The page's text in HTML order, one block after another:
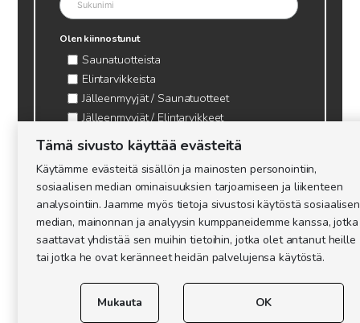
Olen kiinnostunut
Saunatuotteista
Elintarvikkeista
Jälleenmyyjät / Saunatuotteet
Jälleenmyyjät / Elintarvikkeet
Kynttilätarvikkeet & mehiläisvaha
Mehiläistarvikkeet
Ajankohtaista & tietopaketit tarhaajalle
Tämä sivusto käyttää evästeitä
Käytämme evästeitä sisällön ja mainosten personointiin,
sosiaalisen median ominaisuuksien tarjoamiseen ja liikenteen
analysointiin. Jaamme myös tietoja sivustosi käytöstä sosiaalisen
median, mainonnan ja analyysin kumppaneidemme kanssa, jotka
saattavat yhdistää sen muihin tietoihin, jotka olet antanut heille
tai jotka he ovat keränneet heidän palvelujensa käytöstä.
Mukauta OK